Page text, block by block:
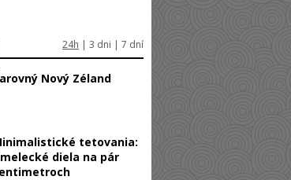
24h | 3 dni | 7 dní
Nový Zéland
tetovania:
diela na pár